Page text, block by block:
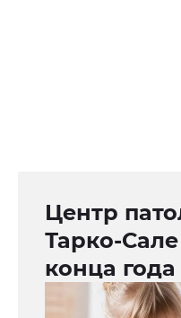
Центр
Тарко-
конца года